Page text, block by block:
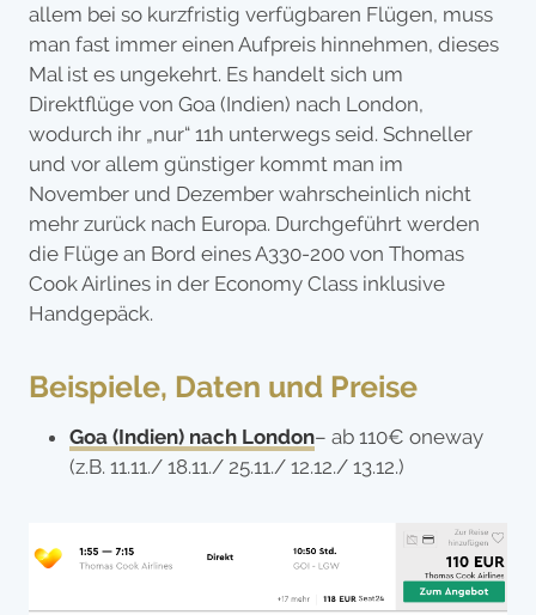
allem bei so kurzfristig verfügbaren Flügen, muss
man fast immer einen Aufpreis hinnehmen, dieses
Mal ist es ungekehrt. Es handelt sich um
Direktflüge von Goa (Indien) nach London,
wodurch ihr „nur“ 11h unterwegs seid. Schneller
und vor allem günstiger kommt man im
November und Dezember wahrscheinlich nicht
mehr zurück nach Europa. Durchgeführt werden
die Flüge an Bord eines A330-200 von Thomas
Cook Airlines in der Economy Class inklusive
Handgepäck.
Beispiele, Daten und Preise
Goa (Indien) nach London– ab 110€ oneway
(z.B. 11.11./ 18.11./ 25.11./ 12.12./ 13.12.)